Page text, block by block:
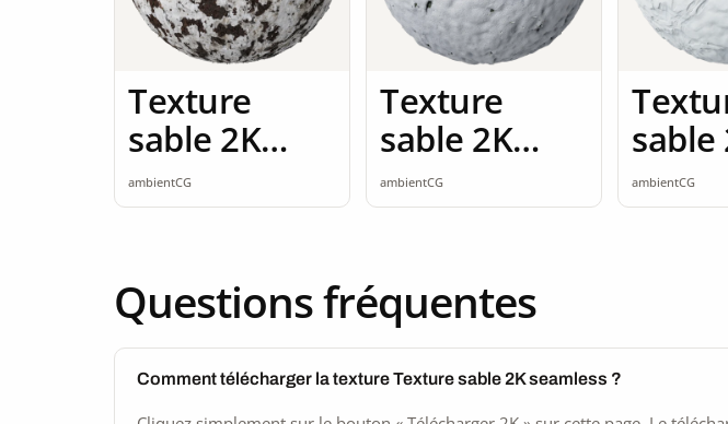
Texture
sable 2K
seamless
ambientCG
Texture
sable 2K
seamless
ambientCG
sable
ambientCG
Questions fréquentes
Comment télécharger la texture Texture sable 2K seamless ?